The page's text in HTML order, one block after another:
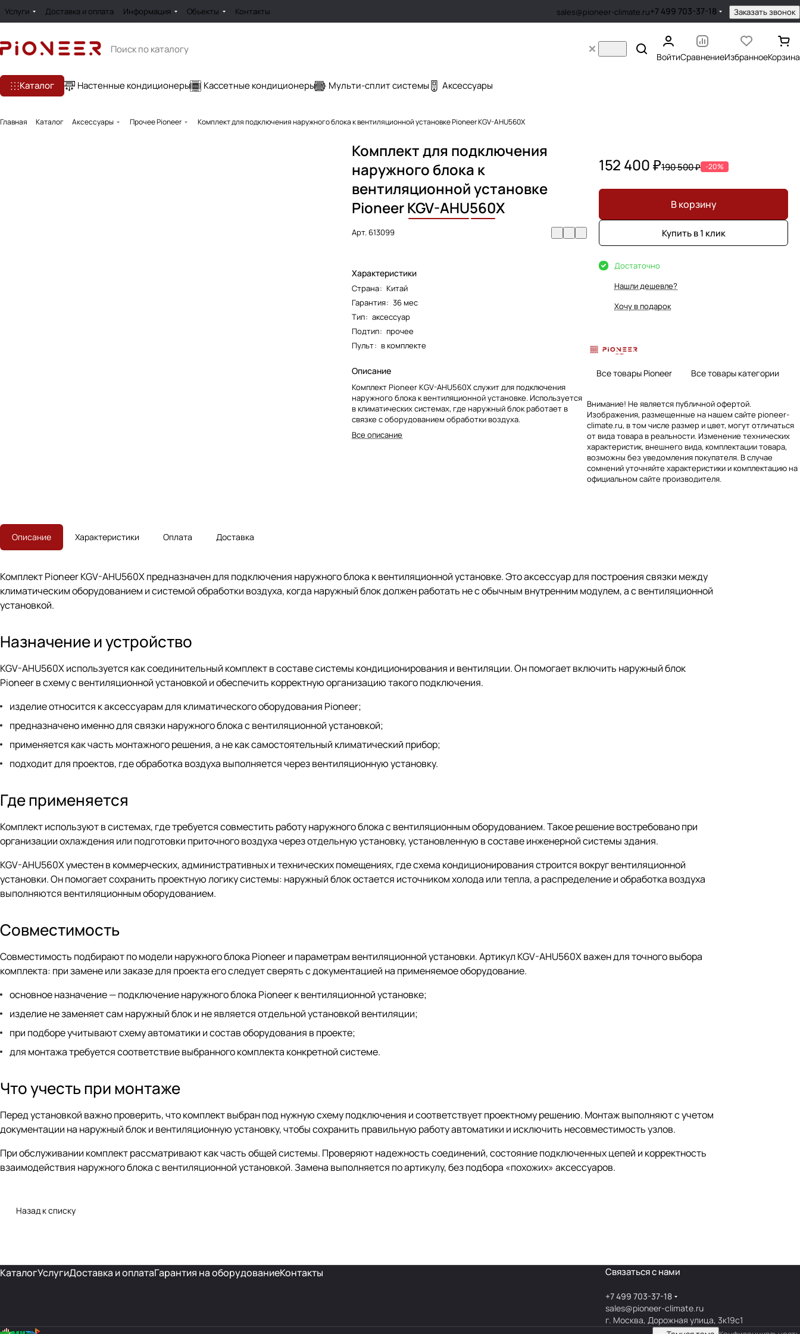
Услуги Доставка и оплата Информация Обьекты Контакты sales@pioneer-climate.ru+7 499 703-37-18 Заказать звонок
ВойтиСравнениеИзбранноеКорзина
Каталог Настенные кондиционеры Кассетные кондиционеры Мульти-сплит системы Аксессуары
Главная Каталог Аксессуары Прочее Pioneer Комплект для подключения наружного блока к вентиляционной установке Pioneer KGV-AHU560X
Комплект для подключения
наружного блока к
вентиляционной установке
PioneerKGV-AHU560X
Арт.613099
Характеристики
Страна: Китай
Гарантия: 36 мес
Тип: аксессуар
Подтип: прочее
Пульт: в комплекте
Описание
Комплект Pioneer KGV-AHU560X служит для подключения
наружного блока к вентиляционной установке. Используется
в климатических системах, где наружный блок работает в
связке с оборудованием обработки воздуха.
Все описание
152 400 ₽190 500 ₽ -20%
В корзину
Купить в 1 клик
Достаточно
Нашли дешевле?
Хочу в подарок
Все товары Pioneer Все товары категории
Внимание! Не является публичной офертой.
Изображения, размещенные на нашем сайте pioneer-
climate.ru, в том числе размер и цвет, могут отличаться
от вида товара в реальности. Изменение технических
характеристик, внешнего вида, комплектации товара,
возможны без уведомления покупателя. В случае
сомнений уточняйте характеристики и комплектацию на
официальном сайте производителя.
Описание Характеристики Оплата Доставка
Комплект Pioneer KGV-AHU560X предназначен для подключения наружного блока к вентиляционной установке. Это аксессуар для построения связки между
климатическим оборудованием и системой обработки воздуха, когда наружный блок должен работать не с обычным внутренним модулем, а с вентиляционной
установкой.
Назначение и устройство
KGV-AHU560X используется как соединительный комплект в составе системы кондиционирования и вентиляции. Он помогает включить наружный блок
Pioneer в схему с вентиляционной установкой и обеспечить корректную организацию такого подключения.
изделие относится к аксессуарам для климатического оборудования Pioneer;
предназначено именно для связки наружного блока с вентиляционной установкой;
применяется как часть монтажного решения, а не как самостоятельный климатический прибор;
подходит для проектов, где обработка воздуха выполняется через вентиляционную установку.
Где применяется
Комплект используют в системах, где требуется совместить работу наружного блока с вентиляционным оборудованием. Такое решение востребовано при
организации охлаждения или подготовки приточного воздуха через отдельную установку, установленную в составе инженерной системы здания.
KGV-AHU560X уместен в коммерческих, административных и технических помещениях, где схема кондиционирования строится вокруг вентиляционной
установки. Он помогает сохранить проектную логику системы: наружный блок остается источником холода или тепла, а распределение и обработка воздуха
выполняются вентиляционным оборудованием.
Совместимость
Совместимость подбирают по модели наружного блока Pioneer и параметрам вентиляционной установки. Артикул KGV-AHU560X важен для точного выбора
комплекта: при замене или заказе для проекта его следует сверять с документацией на применяемое оборудование.
основное назначение — подключение наружного блока Pioneer к вентиляционной установке;
изделие не заменяет сам наружный блок и не является отдельной установкой вентиляции;
при подборе учитывают схему автоматики и состав оборудования в проекте;
для монтажа требуется соответствие выбранного комплекта конкретной системе.
Что учесть при монтаже
Перед установкой важно проверить, что комплект выбран под нужную схему подключения и соответствует проектному решению. Монтаж выполняют с учетом
документации на наружный блок и вентиляционную установку, чтобы сохранить правильную работу автоматики и исключить несовместимость узлов.
При обслуживании комплект рассматривают как часть общей системы. Проверяют надежность соединений, состояние подключенных цепей и корректность
взаимодействия наружного блока с вентиляционной установкой. Замена выполняется по артикулу, без подбора «похожих» аксессуаров.
Назад к списку
КаталогУслугиДоставка и оплатаГарантия на оборудованиеКонтакты Связаться с нами
+7 499 703-37-18
sales@pioneer-climate.ru
г. Москва, Дорожная улица, 3к19с1